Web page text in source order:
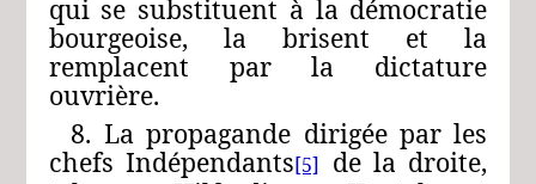
qui se substituent à la démocratie
bourgeoise, la brisent et la
remplacent par la dictature
ouvrière.
8. La propagande dirigée par les
chefs Indépendants[5] de la droite,